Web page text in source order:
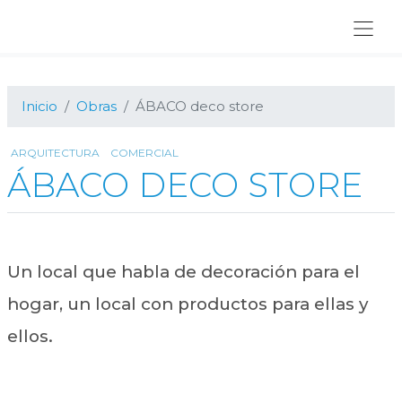
Inicio
Obras ÁBACO deco store
ARQUITECTURA COMERCIAL
ÁBACO DECO STORE
Un local que habla de decoración para el
hogar, un local con productos para ellas y
ellos.